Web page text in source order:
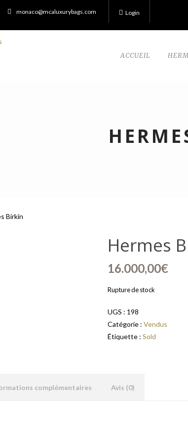
monaco@mcaluxurybags.com Login
ACCUEIL
Birkin
Hermes
16.000,00€
Rupture de stock
UGS : 198
Catégorie :Vendus
Étiquette :Sold
complémentaires Avis (0)